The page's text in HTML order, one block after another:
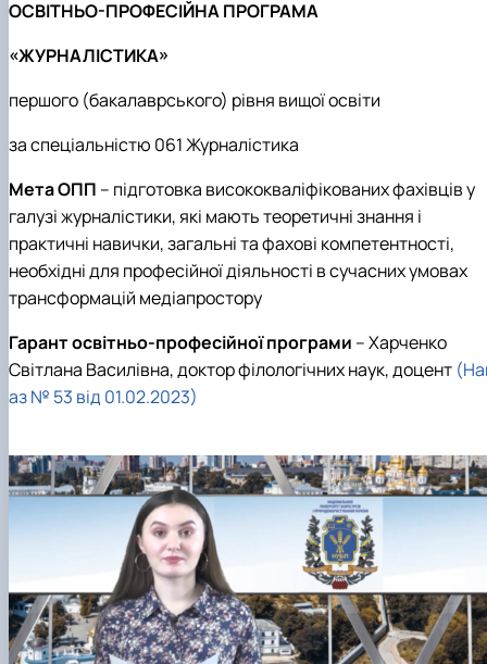
ОСВІТНЬО-ПРОФЕСІЙНА ПРОГРАМА
«ЖУРНАЛІСТИКА»
першого (бакалаврського) рівня вищої освіти
за спеціальністю 061 Журналістика
Мета ОПП – підготовка висококваліфікованих фахівців у
галузі журналістики, які мають теоретичні знання і
практичні навички, загальні та фахові компетентності,
необхідні для професійної діяльності в сучасних умовах
трансформацій медіапростору
Гарант освітньо-професійної програми –Харченко
Світлана Василівна, доктор філологічних наук, доцент
аз № 53 від 01.02.2023)